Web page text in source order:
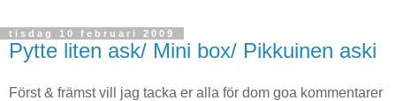
tisdag 10 februari 2009
Pytte liten ask/ Mini box/ Pikkuinen aski
Först & främst vill jag tacka er alla för dom goa kommentarer